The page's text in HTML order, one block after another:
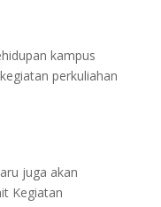
kampus
perkuliahan
juga akan
Kegiatan